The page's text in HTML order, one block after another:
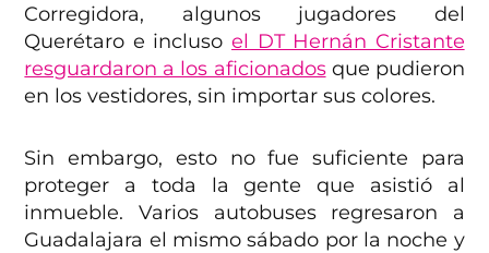
Corregidora, algunos jugadores del
Querétaro e incluso el DT Hernán Cristante
resguardaron a los aficionadosque pudieron
en los vestidores, sin importar sus colores.
Sin embargo, esto no fue suficiente para
proteger a toda la gente que asistió al
inmueble. Varios autobuses regresaron a
Guadalajara el mismo sábado por la noche y